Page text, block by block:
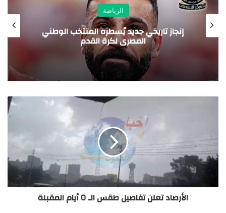
الرياضة
انتصار يرفع اسم مصر عاليًا.. الاتحاد العام
للجالية المصرية في فرنسا يبارك فوز المنتخب
الوطني
الأرصاد تعلن تفاصيل طقس الـ ٥ أيام المقبلة